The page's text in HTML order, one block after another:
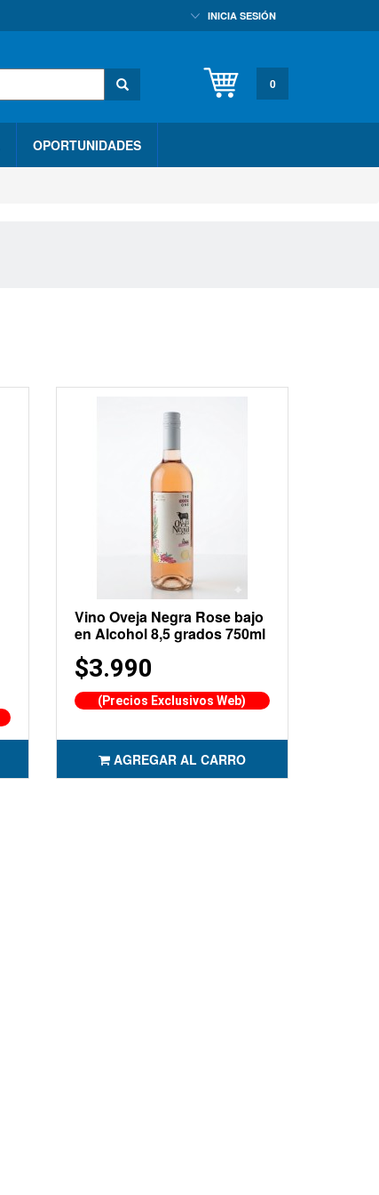
INICIA SESIÓN
0
OPORTUNIDADES
Vino Oveja Negra Rose bajo
en Alcohol 8,5 grados 750ml
$3.990
(Precios Exclusivos Web)
AGREGAR AL CARRO